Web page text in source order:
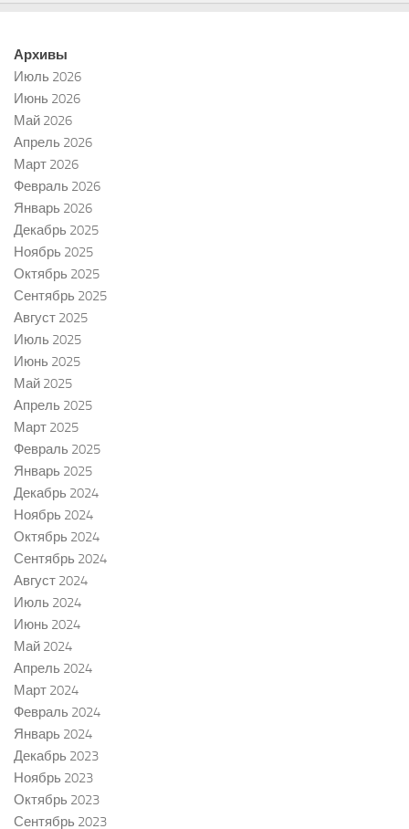
Архивы
Июль 2026
Июнь 2026
Май 2026
Апрель 2026
Март 2026
Февраль 2026
Январь 2026
Декабрь 2025
Ноябрь 2025
Октябрь 2025
Сентябрь 2025
Август 2025
Июль 2025
Июнь 2025
Май 2025
Апрель 2025
Март 2025
Февраль 2025
Январь 2025
Декабрь 2024
Ноябрь 2024
Октябрь 2024
Сентябрь 2024
Август 2024
Июль 2024
Июнь 2024
Май 2024
Апрель 2024
Март 2024
Февраль 2024
Январь 2024
Декабрь 2023
Ноябрь 2023
Октябрь 2023
Сентябрь 2023